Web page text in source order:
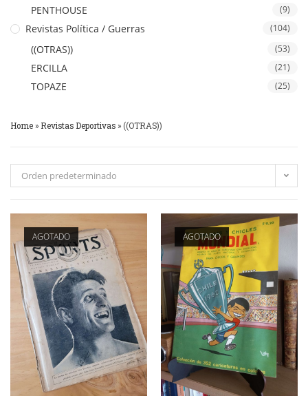
PENTHOUSE (9)
Revistas Política / Guerras (104)
((OTRAS)) (53)
ERCILLA (21)
TOPAZE (25)
Home » Revistas Deportivas » ((OTRAS))
Orden predeterminado
AGOTADO AGOTADO